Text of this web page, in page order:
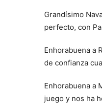
Grandísimo
perfecto, con
Enhorabuena a
de confianza
Enhorabuena a
juego y nos ha